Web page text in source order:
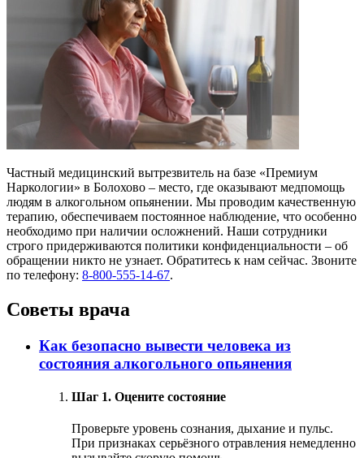
Частный медицинский вытрезвитель на базе «Премиум
Наркологии» в Болохово – место, где оказывают медпомощь
людям в алкогольном опьянении. Мы проводим качественную
терапию, обеспечиваем постоянное наблюдение, что особенно
необходимо при наличии осложнений. Наши сотрудники
строго придерживаются политики конфиденциальности – об
обращении никто не узнает. Обратитесь к нам сейчас. Звоните
по телефону: 8-800-555-14-67.
Советы врача
Как безопасно вывести человека из
состояния алкогольного опьянения
Шаг 1. Оцените состояние
Проверьте уровень сознания, дыхание и пульс.
При признаках серьёзного отравления немедленно